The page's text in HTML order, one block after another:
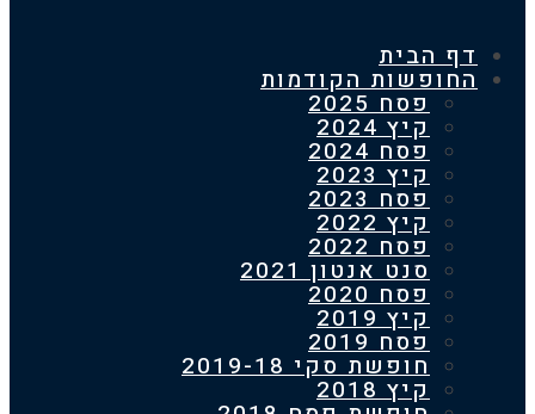
הבית
הקודמות
פסח 2025
קיץ 2024
פסח 2024
קיץ 2023
פסח 2023
קיץ 2022
פסח 2022
סנט אנטון 2021
פסח 2020
קיץ 2019
פסח 2019
חופשת סקי 2019-18
קיץ 2018